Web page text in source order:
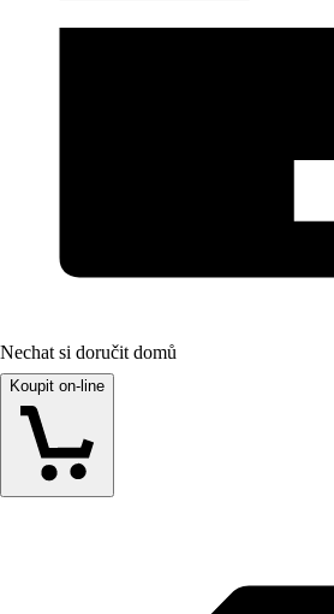
Nechat si doručit domů
Koupit on-line